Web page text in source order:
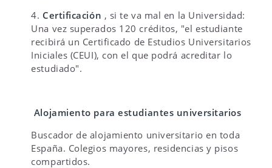
4. Certificación , si te va mal en la Universidad:
Una vez superados 120 créditos, "el estudiante
recibirá un Certificado de Estudios Universitarios
Iniciales (CEUI), con el que podrá acreditar lo
estudiado".
Alojamiento para estudiantes universitarios
Buscador de alojamiento universitario en toda
España. Colegios mayores, residencias y pisos
compartidos.